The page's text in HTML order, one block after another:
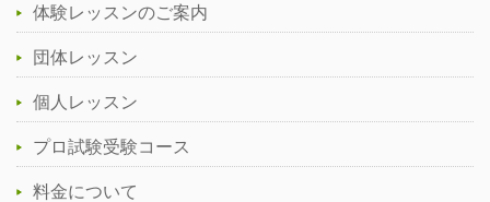
体験レッスンのご案内
団体レッスン
個人レッスン
プロ試験受験コース
料金について